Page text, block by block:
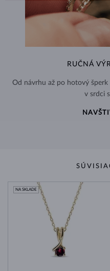
RUČNÁ
Od návrhu až po hotový
v srdci
NA SKLADE